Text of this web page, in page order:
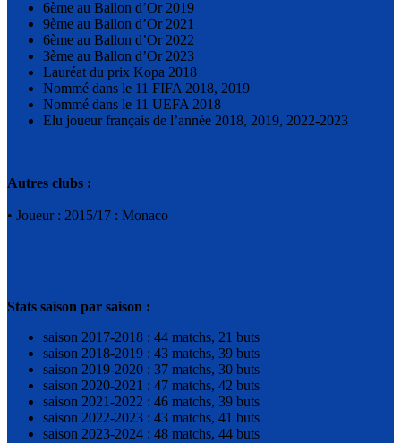
6ème au Ballon d’Or 2019
9ème au Ballon d’Or 2021
6ème au Ballon d’Or 2022
3ème au Ballon d’Or 2023
Lauréat du prix Kopa 2018
Nommé dans le 11 FIFA 2018, 2019
Nommé dans le 11 UEFA 2018
Elu joueur français de l’année 2018, 2019, 2022-2023
Autres clubs :
• Joueur : 2015/17 : Monaco
Stats saison par saison :
saison 2017-2018 : 44 matchs, 21 buts
saison 2018-2019 : 43 matchs, 39 buts
saison 2019-2020 : 37 matchs, 30 buts
saison 2020-2021 : 47 matchs, 42 buts
saison 2021-2022 : 46 matchs, 39 buts
saison 2022-2023 : 43 matchs, 41 buts
saison 2023-2024 : 48 matchs, 44 buts